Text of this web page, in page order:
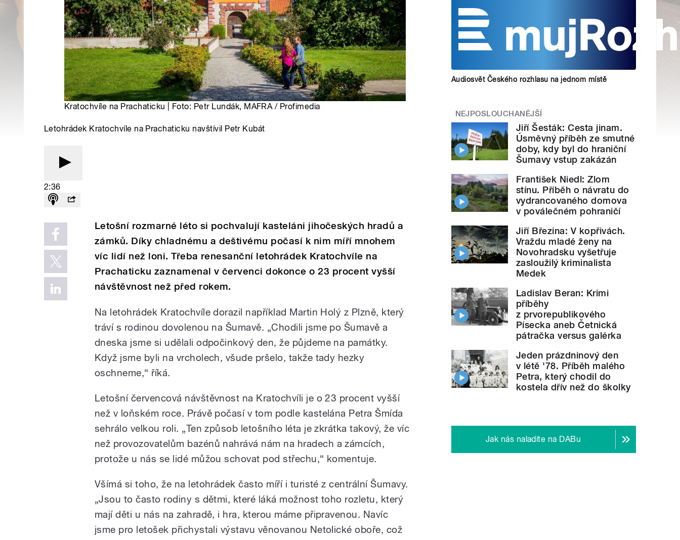
Kratochvíle na Prachaticku | Foto: Petr Lundák, MAFRA / Profimedia
Letohrádek Kratochvíle na Prachaticku navštívil Petr Kubát
2:36
Letošní rozmarné léto si pochvalují kasteláni jihočeských hradů a
zámků. Díky chladnému a deštivému počasí k nim míří mnohem
víc lidí než loni. Třeba renesanční letohrádek Kratochvíle na
Prachaticku zaznamenal v červenci dokonce o 23 procent vyšší
návštěvnost než před rokem.
Na letohrádek Kratochvíle dorazil například Martin Holý z Plzně, který
tráví s rodinou dovolenou na Šumavě. „Chodili jsme po Šumavě a
dneska jsme si udělali odpočinkový den, že půjdeme na památky.
Když jsme byli na vrcholech, všude pršelo, takže tady hezky
oschneme,“ říká.
Letošní červencová návštěvnost na Kratochvíli je o 23 procent vyšší
než v loňském roce. Právě počasí v tom podle kastelána Petra Šmída
sehrálo velkou roli. „Ten způsob letošního léta je zkrátka takový, že víc
než provozovatelům bazénů nahrává nám na hradech a zámcích,
protože u nás se lidé můžou schovat pod střechu,“ komentuje.
Všímá si toho, že na letohrádek často míří i turisté z centrální Šumavy.
„Jsou to často rodiny s dětmi, které láká možnost toho rozletu, který
mají děti u nás na zahradě, i hra, kterou máme připravenou. Navíc
jsme pro letošek přichystali výstavu věnovanou Netolické oboře, což
Audiosvět Českého rozhlasu na jednom místě
NEJPOSLOUCHANĚJŠÍ
Jiří Šesták: Cesta jinam.
Úsměvný příběh ze smutné
doby, kdy byl do hraniční
Šumavy vstup zakázán
František Niedl: Zlom
stínu. Příběh o návratu do
vydrancovaného domova
v poválečném pohraničí
Jiří Březina: V kopřivách.
Vraždu mladé ženy na
Novohradsku vyšetřuje
zasloužilý kriminalista
Medek
Ladislav Beran: Krimi
příběhy
z prvorepublikového
Písecka aneb Četnická
pátračka versus galérka
Jeden prázdninový den
v létě '78. Příběh malého
Petra, který chodil do
kostela dřív než do školky
Jak nás naladíte na DABu